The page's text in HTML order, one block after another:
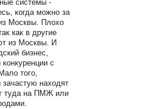
системы -
когда можно за
Москвы. Плохо
как в другие
из Москвы. И
бизнес,
с
того,
находят
туда на ПМЖ или